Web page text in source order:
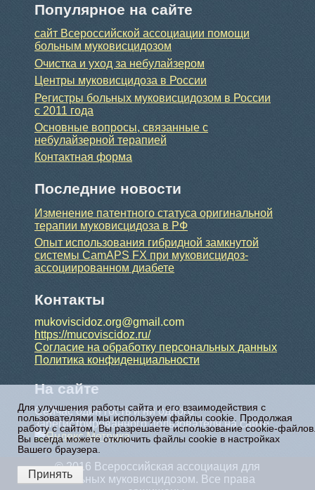
Популярное на сайте
сайт Всероссийской ассоциации помощи
больным муковисцидозом
Очистка и уход за небулайзером
Центры муковисцидоза в России
Регистры больных муковисцидозом в России
с 2011 года
Основные вопросы, связанные с
небулайзерной терапией
Контактная форма
Последние новости
Изменение патентного статуса оригинальной
терапии муковисцидоза в РФ
Опыт использования гибридной замкнутой
системы CamAPS FX при муковисцидоз-
ассоциированном диабете
Контакты
mukoviscidoz.org@gmail.com
https://mucoviscidoz.ru/
Согласие на обработку персональных данных
Политика конфиденциальности
На сайте
Сейчас один гость и ни одного
зарегистрированного пользователя на сайте
© 2016 Всероссийская ассоциация для
больных муковисцидозом. Все права
Для улучшения работы сайта и его взаимодействия с
пользователями мы используем файлы cookie. Продолжая
работу с сайтом, Вы разрешаете использование cookie-
Вы всегда можете отключить файлы cookie в настройках
Вашего браузера.
Принять